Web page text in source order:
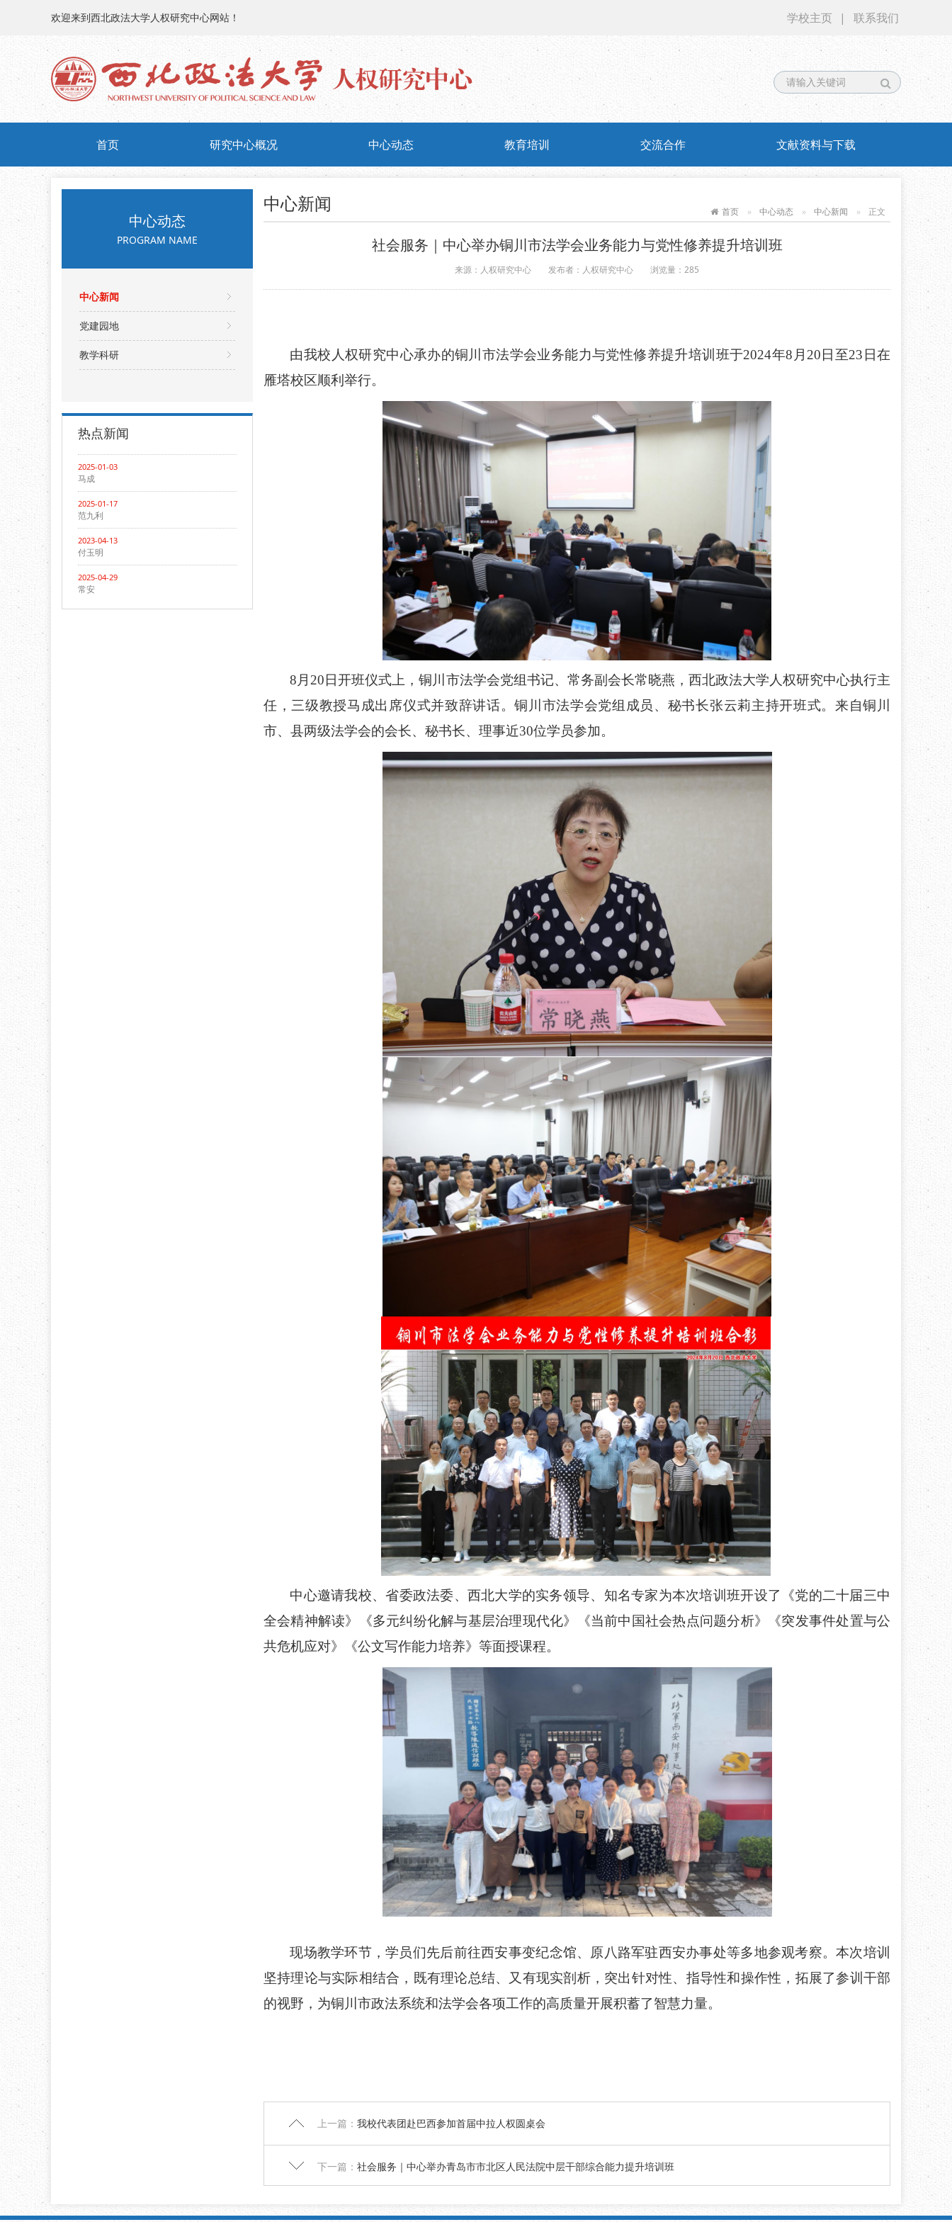
欢迎来到西北政法大学人权研究中心网站！ 学校主页 | 联系我们
首页 研究中心概况 中心动态 教育培训 交流合作 文献资料与下载
中心动态
PROGRAM NAME
中心新闻
党建园地
教学科研
热点新闻
2025-01-03
马成
2025-01-17
范九利
2023-04-13
付玉明
2025-04-29
常安
首页 中心动态 中心新闻 正文
中心新闻
社会服务｜中心举办铜川市法学会业务能力与党性修养提升培训班
来源：人权研究中心 发布者：人权研究中心 浏览量： 285
由我校人权研究中心承办的铜川市法学会业务能力与党性修养提升培训班于2024年8月20日至23日在
雁塔校区顺利 举行。
8月20日开班仪式上，铜川市法学会党组书记、常务副会长常晓燕，西北政法大学人权研究中心执行主
任，三级教授马成出席仪式并致辞讲话。铜川市法学会党组成员、秘书长张云莉主持开班式。来自铜川
市、县两级法学会的会长、秘书长、理事近30位学员参加。
中心邀请我校、省委政法委、西北大学的实务领导、知名专家为本次培训班开设了《党的二十届三中
全会精神解读》《多元纠纷化解与基层治理现代化》《当前中国社会热点问题分析》《突发事件处置与公
共危机应对》《公文写作能力培养》等面授课程。
现场教学环节，学员们先后前往西安事变纪念馆、原八路军驻西安办事处等多地参观考察。本次培训
坚持理论与实际相结合，既有理论总结、又有现实剖析，突出针对性、指导性和操作性，拓展了参训 干部
的视野，为铜川市政法系统和法学会各项工作的高质量开展积蓄了智慧力量。
上一篇： 我校代表团赴巴西参加首届中拉人权圆桌会
下一篇： 社会服务｜中心举办青岛市市北区人民法院中层干部综合能力提升培训班